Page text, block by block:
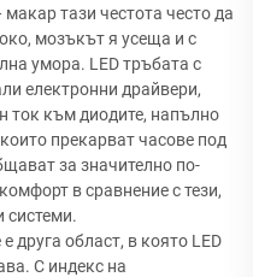
тази честота често да
мозъкът я усеща и с
умора. LED тръбата с
електронни драйвери,
ток към диодите, напълно
прекарват часове под
за значително по-
в сравнение с тези,
системи.
друга област, в която LED
С индекс на